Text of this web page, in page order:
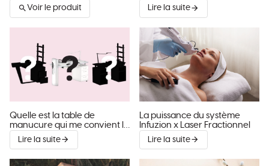
Voir le produit Lire la suite
Quelle est la table de
manucure qui me convient le
mieux ?
Lire la suite
La puissance du système
Infuzion x Laser Fractionnel
Lire la suite